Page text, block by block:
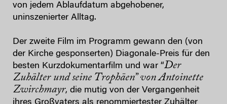
von jedem Ablaufdatum abgehobener,
uninszenierter Alltag.
Der zweite Film im Programm gewann den (von
der Kirche gesponserten) Diagonale-Preis für den
besten Kurzdokumentarfilm und war “Der
Zuhälter und seine Trophäen” von Antoinette
Zwirchmayr, die mutig von der Vergangenheit